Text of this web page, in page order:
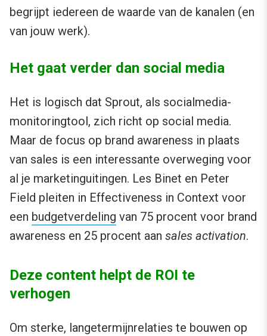
begrijpt iedereen de waarde van de kanalen (en
van jouw werk).
Het gaat verder dan social media
Het is logisch dat Sprout, als socialmedia-
monitoringtool, zich richt op social media.
Maar de focus op brand awareness in plaats
van sales is een interessante overweging voor
al je marketinguitingen. Les Binet en Peter
Field pleiten in Effectiveness in Context voor
een budgetverdeling van 75 procent voor brand
awareness en 25 procent aan sales activation.
Deze content helpt de ROI te
verhogen
Om sterke, langetermijnrelaties te bouwen op